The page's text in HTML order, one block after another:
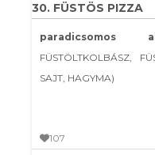
30. FÜSTÖS PIZZA
paradicsomos
FÜSTÖLTKOLBÁSZ,
SAJT, HAGYMA)
107